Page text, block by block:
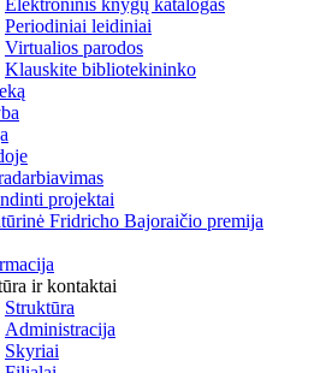
Elektroninis knygų katalogas
Periodiniai leidiniai
Virtualios parodos
Klauskite bibliotekininko
projektai
Fridricho Bajoraičio premija
ir kontaktai
Struktūra
Administracija
Skyriai